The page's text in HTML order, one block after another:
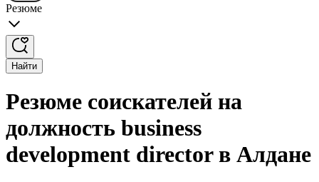
Резюме
Найти
Резюме соискателей на
должность business
development director в Алдане